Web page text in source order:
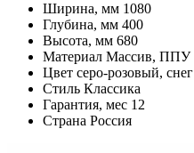
Ширина, мм 1080
Глубина, мм 400
Высота, мм 680
Материал Массив, ППУ
Цвет серо-розовый, снег
Стиль Классика
Гарантия, мес 12
Страна Россия